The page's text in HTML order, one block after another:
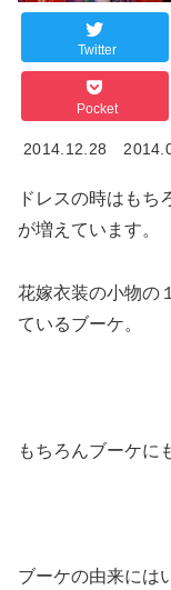
Twitter
Pocket
2014.12.28
ドレスの時はもち
が増えています。
花嫁衣装の小物の
ているブーケ。
もちろんブーケに
ブーケの由来には